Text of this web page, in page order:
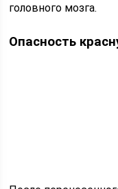
головного мозга.
Опасность